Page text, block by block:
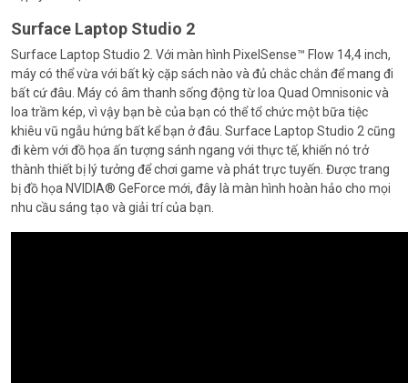
Surface Laptop Studio 2
Surface Laptop Studio 2. Với màn hình PixelSense™ Flow 14,4 inch,
máy có thể vừa với bất kỳ cặp sách nào và đủ chắc chắn để mang đi
bất cứ đâu. Máy có âm thanh sống động từ loa Quad Omnisonic và
loa trầm kép, vì vậy bạn bè của bạn có thể tổ chức một bữa tiệc
khiêu vũ ngẫu hứng bất kể bạn ở đâu. Surface Laptop Studio 2 cũng
đi kèm với đồ họa ấn tượng sánh ngang với thực tế, khiến nó trở
thành thiết bị lý tưởng để chơi game và phát trực tuyến. Được trang
bị đồ họa NVIDIA® GeForce mới, đây là màn hình hoàn hảo cho mọi
nhu cầu sáng tạo và giải trí của bạn.